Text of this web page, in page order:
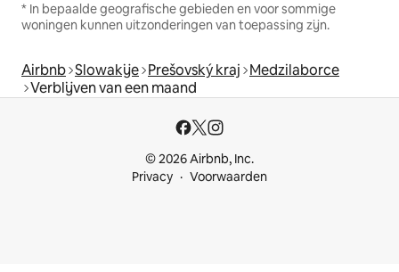
* In bepaalde geografische gebieden en voor sommige
woningen kunnen uitzonderingen van toepassing zijn.
Airbnb Slowakije Prešovský kraj Medzilaborce
Verblijven van een maand
© 2026 Airbnb, Inc.
Privacy
Voorwaarden